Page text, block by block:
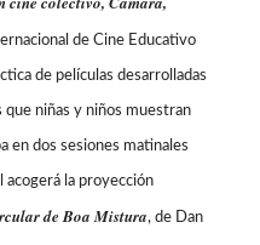
de Cine Educativo
de películas desarrolladas
que niñas y niños muestran
en dos sesiones matinales
la proyección
de Boa Mistura, de Dan